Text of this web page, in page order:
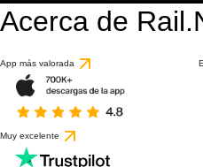
Acerca de
App más valorada
Muy excelente